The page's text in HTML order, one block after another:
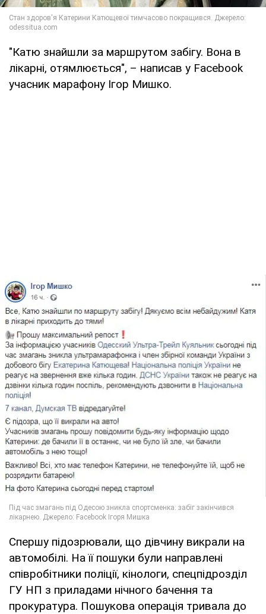
"Катю знайшли за маршрутом забігу. Вона в
лікарні, отямлюється", – написав у Facebook
учасник марафону Ігор Мишко.
Спершу підозрювали, що дівчину викрали на
автомобілі. На її пошуки були направлені
співробітники поліції, кінологи, спецпідрозділ
ГУ НП з приладами нічного бачення та
прокуратура. Пошукова операція тривала до